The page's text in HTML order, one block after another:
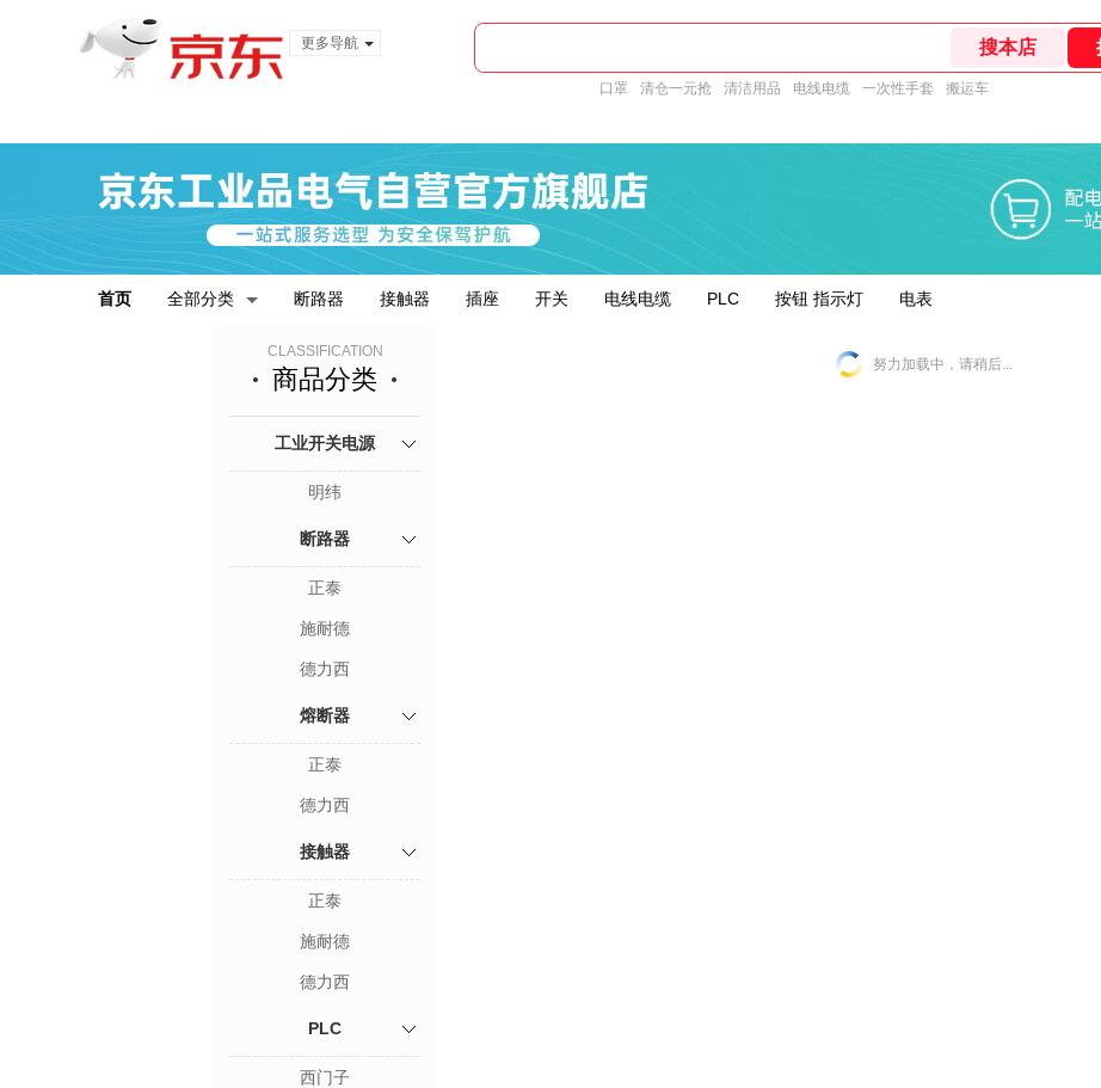
更多导航
口罩 清仓一元抢 清洁用品 电线电缆 一次性手套 搬运车
首页 全部分类 断路器 接触器 插座 开关 电线电缆 PLC 按钮 指示灯 电表
CLASSIFICATION
商品分类
工业开关电源
明纬
断路器
正泰
施耐德
德力西
熔断器
正泰
德力西
接触器
正泰
施耐德
德力西
PLC
西门子
努力加载中，请稍后...